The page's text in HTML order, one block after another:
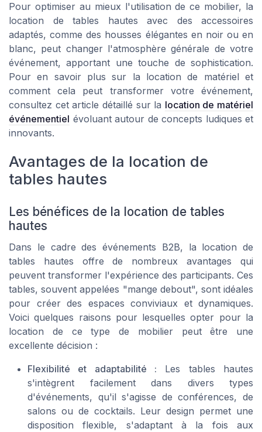
Pour optimiser au mieux l'utilisation de ce mobilier, la
location de tables hautes avec des accessoires
adaptés, comme des housses élégantes en noir ou en
blanc, peut changer l'atmosphère générale de votre
événement, apportant une touche de sophistication.
Pour en savoir plus sur la location de matériel et
comment cela peut transformer votre événement,
consultez cet article détaillé sur la location de matériel
événementiel évoluant autour de concepts ludiques et
innovants.
Avantages de la location de
tables hautes
Les bénéfices de la location de tables
hautes
Dans le cadre des événements B2B, la location de
tables hautes offre de nombreux avantages qui
peuvent transformer l'expérience des participants. Ces
tables, souvent appelées "mange debout", sont idéales
pour créer des espaces conviviaux et dynamiques.
Voici quelques raisons pour lesquelles opter pour la
location de ce type de mobilier peut être une
excellente décision :
Flexibilité et adaptabilité : Les tables hautes
s'intègrent facilement dans divers types
d'événements, qu'il s'agisse de conférences, de
salons ou de cocktails. Leur design permet une
disposition flexible, s'adaptant à la fois aux